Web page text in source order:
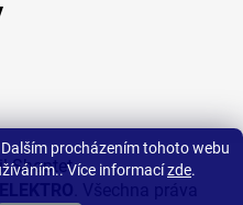
procházením tohoto webu
Více informacízde.
Shoptet